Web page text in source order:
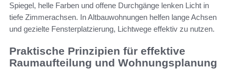
Spiegel, helle Farben und offene Durchgänge lenken Licht in
tiefe Zimmerachsen. In Altbauwohnungen helfen lange Achsen
und gezielte Fensterplatzierung, Lichtwege effektiv zu nutzen.
Praktische Prinzipien für effektive
Raumaufteilung und Wohnungsplanung